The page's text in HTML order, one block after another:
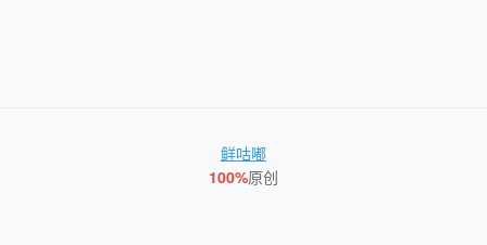
鲜咕嘟
100%原创